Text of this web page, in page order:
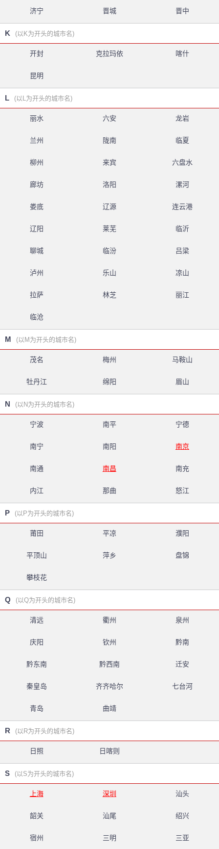
济宁 晋城 晋中
K (以K为开头的城市名)
开封 克拉玛依 喀什
昆明
L (以L为开头的城市名)
丽水 六安 龙岩
兰州 陇南 临夏
柳州 来宾 六盘水
廊坊 洛阳 漯河
娄底 辽源 连云港
辽阳 莱芜 临沂
聊城 临汾 吕梁
泸州 乐山 凉山
拉萨 林芝 丽江
临沧
M (以M为开头的城市名)
茂名 梅州 马鞍山
牡丹江 绵阳 眉山
N (以N为开头的城市名)
宁波 南平 宁德
南宁 南阳 南京
南通 南昌 南充
内江 那曲 怒江
P (以P为开头的城市名)
莆田 平凉 濮阳
平顶山 萍乡 盘锦
攀枝花
Q (以Q为开头的城市名)
清远 衢州 泉州
庆阳 钦州 黔南
黔东南 黔西南 迁安
秦皇岛 齐齐哈尔 七台河
青岛 曲靖
R (以R为开头的城市名)
日照 日喀则
S (以S为开头的城市名)
上海 深圳 汕头
韶关 汕尾 绍兴
宿州 三明 三亚